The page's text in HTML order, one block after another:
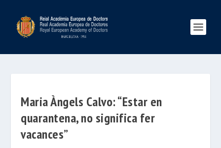
Maria Àngels Calvo: “Estar en
quarantena, no significa fer
vacances”